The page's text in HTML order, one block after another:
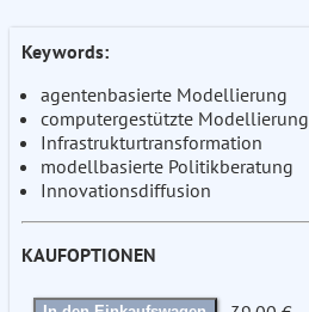
Keywords:
agentenbasierte Modellierung
computergestützte Modellierung
Infrastrukturtransformation
modellbasierte Politikberatung
Innovationsdiffusion
KAUFOPTIONEN